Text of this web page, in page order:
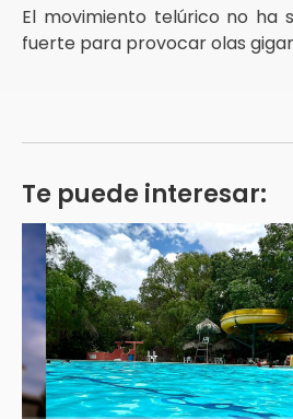
El movimiento telúrico no ha
fuerte para provocar olas
Te puede interesar: